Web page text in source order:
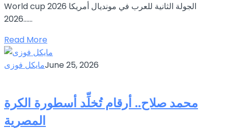
World cup 2026 الجولة الثانية للعرب في مونديال أمريكا
2026…...
Read More
مايكل فوزىJune 25, 2026
محمد صلاح.. أرقام تُخلِّد أسطورة الكرة
المصرية